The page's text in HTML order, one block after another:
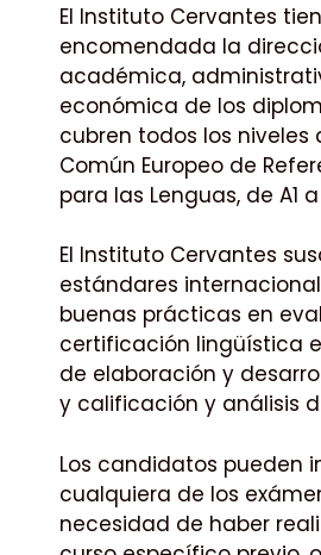
El Instituto Cervantes
encomendada la
académica,
económica de los
cubren todos los niveles
Común Europeo de
para las Lenguas, de A1 a
El Instituto Cervantes
estándares
buenas prácticas en
certificación lingüística
de elaboración y
y calificación y análisis
Los candidatos pueden
cualquiera de los
necesidad de haber